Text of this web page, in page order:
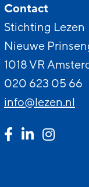
Contact
Stichting Lezen
Nieuwe
1018 VR
020 623 05 66
info@lezen.nl